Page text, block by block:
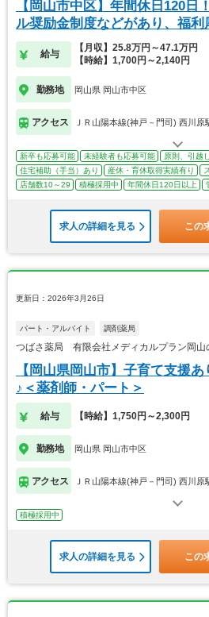
【岡山市中区】年間休日120日
ル奨励金制度などがあり、福利
す！
給与
【月収】25.8万円～47.1万円
【時給】1,700円～2,140円
勤務地 岡山県 岡山市中区
アクセス ＪＲ山陽本線(神戸－門司) 西川原
新卒も応募可能 未経験者も応募可能 原則、引越
住宅補助（手当）あり
産休・育休取得実績有り
店舗数10～29
積極採用中 年間休日120日以上
求人の詳細を見る この
更新日：2026年3月26日
パート・アルバイト 調剤薬局
つばさ薬局 有限会社メディカルプラン岡山
【岡山県岡山市】子育て支援
♪＜薬剤師・パート＞
給与 【時給】1,750円～2,300円
勤務地 岡山県 岡山市中区
アクセス ＪＲ山陽本線(神戸－門司) 西川原
積極採用中
求人の詳細を見る この